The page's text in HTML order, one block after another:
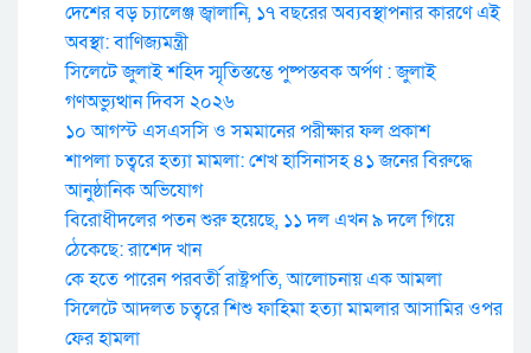
দেশের বড় চ্যালেঞ্জ জ্বালানি, ১৭ বছরের অব্যবস্থাপনার কারণে এই
অবস্থা: বাণিজ্যমন্ত্রী
সিলেটে জুলাই শহিদ স্মৃতিস্তম্ভে পুষ্পস্তবক অর্পণ : জুলাই
গণঅভ্যুত্থান দিবস ২০২৬
১০ আগস্ট এসএসসি ও সমমানের পরীক্ষার ফল প্রকাশ
শাপলা চত্বরে হত্যা মামলা: শেখ হাসিনাসহ ৪১ জনের বিরুদ্ধে
আনুষ্ঠানিক অভিযোগ
বিরোধীদলের পতন শুরু হয়েছে, ১১ দল এখন ৯ দলে গিয়ে
ঠেকেছে: রাশেদ খান
কে হতে পারেন পরবর্তী রাষ্ট্রপতি, আলোচনায় এক আমলা
সিলেটে আদলত চত্বরে শিশু ফাহিমা হত্যা মামলার আসামির ওপর
ফের হামলা